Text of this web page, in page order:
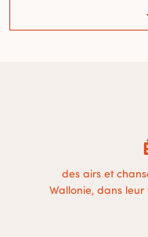
des airs et
Wallonie, dans